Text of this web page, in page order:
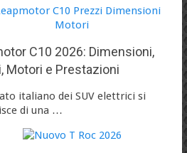
C10 2026: Dimensioni,
Motori e Prestazioni
italiano dei SUV elettrici si
di una …